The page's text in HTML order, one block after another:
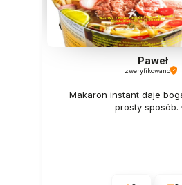
Paweł
zweryfikowano
Makaron instant daje
prosty